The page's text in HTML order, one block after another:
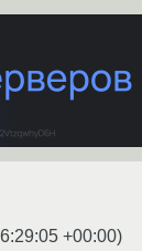
+00:00)